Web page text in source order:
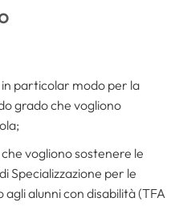
in particolar modo per la
grado che vogliono
che vogliono sostenere le
Specializzazione per le
alunni con disabilità (TFA